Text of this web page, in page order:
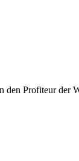
den Profiteur der